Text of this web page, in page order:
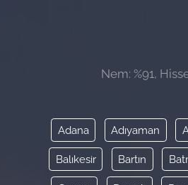
Nem: %91,
Adana Adıyaman
Balıkesir Bartın